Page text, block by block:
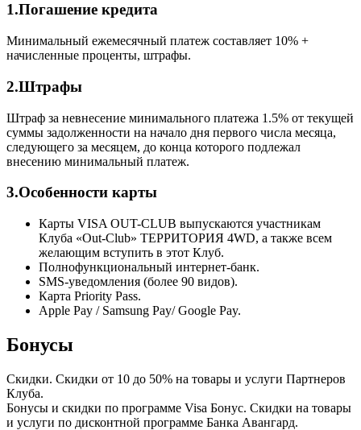
1.Погашение кредита
Минимальный ежемесячный платеж составляет 10% +
начисленные проценты, штрафы.
2.Штрафы
Штраф за невнесение минимального платежа 1.5% от текущей
суммы задолженности на начало дня первого числа месяца,
следующего за месяцем, до конца которого подлежал
внесению минимальный платеж.
3.Особенности карты
Карты VISA OUT-CLUB выпускаются участникам
Клуба «Out-Club» ТЕРРИТОРИЯ 4WD, а также всем
желающим вступить в этот Клуб.
Полнофункциональный интернет-банк.
SMS-уведомления (более 90 видов).
Карта Priority Pass.
Apple Pay / Samsung Pay/ Google Pay.
Бонусы
Скидки. Скидки от 10 до 50% на товары и услуги Партнеров
Клуба.
Бонусы и скидки по программе Visa Бонус. Скидки на товары
и услуги по дисконтной программе Банка Авангард.